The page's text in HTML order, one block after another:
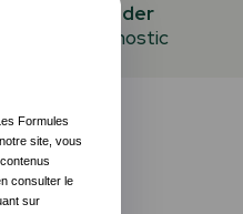
Demander
un diagnostic
Formules
site, vous
consulter le
sur